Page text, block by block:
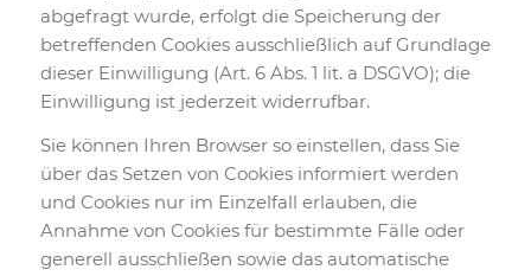
abgefragt wurde, erfolgt die Speicherung der
betreffenden Cookies ausschließlich auf Grundlage
dieser Einwilligung (Art. 6 Abs. 1 lit. a DSGVO); die
Einwilligung ist jederzeit widerrufbar.
Sie können Ihren Browser so einstellen, dass Sie
über das Setzen von Cookies informiert werden
und Cookies nur im Einzelfall erlauben, die
Annahme von Cookies für bestimmte Fälle oder
generell ausschließen sowie das automatische